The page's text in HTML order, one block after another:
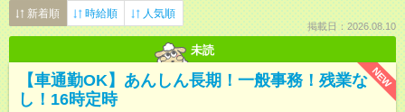
新着順 時給順 人気順
掲載日：2026.08.10
未読
NEW
【車通勤OK】あんしん長期！一般事務！残業な
し！16時定時